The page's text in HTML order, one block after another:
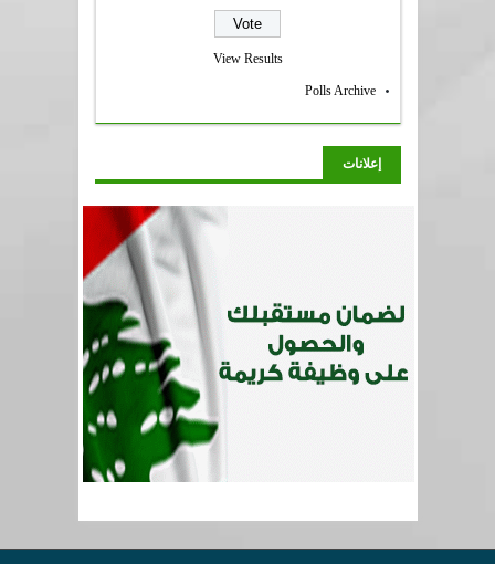
View Results
Polls Archive
إعلانات